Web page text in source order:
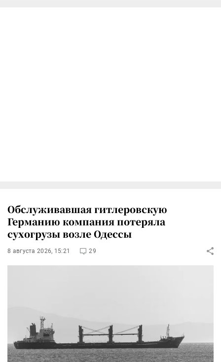
Обслуживавшая гитлеровскую
Германию компания потеряла
сухогрузы возле Одессы
8 августа 2026, 15:21 29